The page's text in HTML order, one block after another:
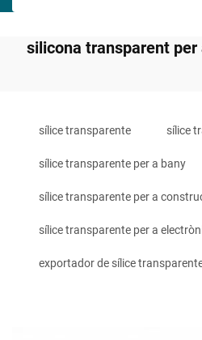
silicona transparent per
sílice transparente sílice
sílice transparente per a bany
sílice transparente per a
sílice transparente per a
exportador de sílice